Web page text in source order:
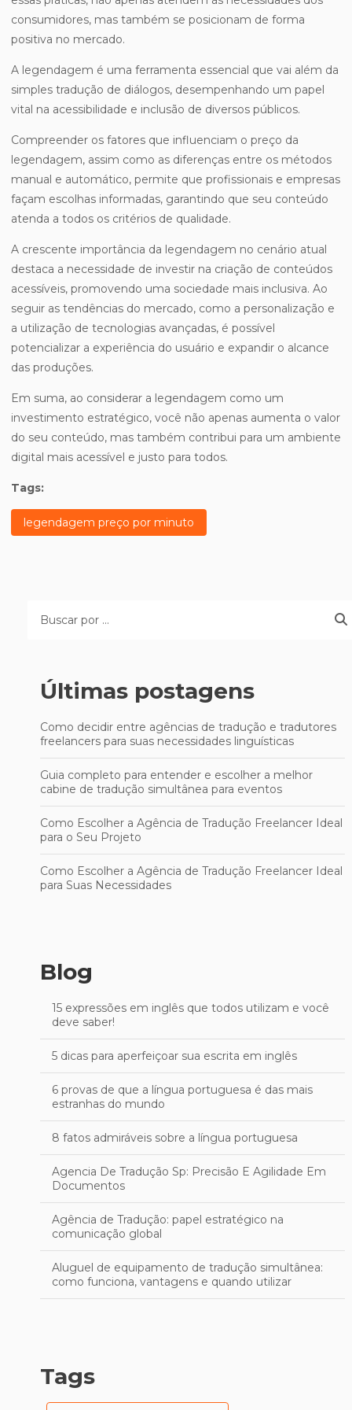
consumidores, mas também se posicionam de forma
positiva no mercado.
A legendagem é uma ferramenta essencial que vai além da
simples tradução de diálogos, desempenhando um papel
vital na acessibilidade e inclusão de diversos públicos.
Compreender os fatores que influenciam o preço da
legendagem, assim como as diferenças entre os métodos
manual e automático, permite que profissionais e empresas
façam escolhas informadas, garantindo que seu conteúdo
atenda a todos os critérios de qualidade.
A crescente importância da legendagem no cenário atual
destaca a necessidade de investir na criação de conteúdos
acessíveis, promovendo uma sociedade mais inclusiva. Ao
seguir as tendências do mercado, como a personalização e
a utilização de tecnologias avançadas, é possível
potencializar a experiência do usuário e expandir o alcance
das produções.
Em suma, ao considerar a legendagem como um
investimento estratégico, você não apenas aumenta o valor
do seu conteúdo, mas também contribui para um ambiente
digital mais acessível e justo para todos.
Tags:
legendagem preço por minuto
Últimas postagens
Como decidir entre agências de tradução e tradutores
freelancers para suas necessidades linguísticas
Guia completo para entender e escolher a melhor
cabine de tradução simultânea para eventos
Como Escolher a Agência de Tradução Freelancer Ideal
para o Seu Projeto
Como Escolher a Agência de Tradução Freelancer Ideal
para Suas Necessidades
Blog
15 expressões em inglês que todos utilizam e você
deve saber!
5 dicas para aperfeiçoar sua escrita em inglês
6 provas de que a língua portuguesa é das mais
estranhas do mundo
8 fatos admiráveis sobre a língua portuguesa
Agencia De Tradução Sp: Precisão E Agilidade Em
Documentos
Agência de Tradução: papel estratégico na
comunicação global
Aluguel de equipamento de tradução simultânea:
como funciona, vantagens e quando utilizar
para se Destacar no Mercado
Tags